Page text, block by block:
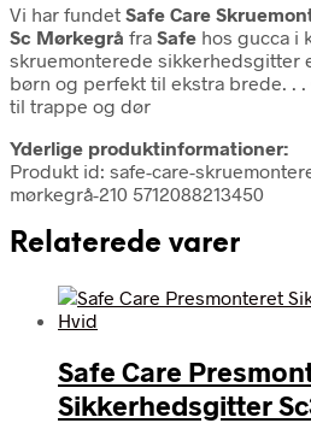
Vi har fundet Safe Care
Sc Mørkegrå fra Safe hos gucca i
skruemonterede sikkerhedsgitter
børn og perfekt til ekstra brede. .
til trappe og dør
Yderlige produktinformationer:
Produkt id: safe-care-
mørkegrå-210 5712088213450
Relaterede varer
Safe Care
Sikkerhedsgitter